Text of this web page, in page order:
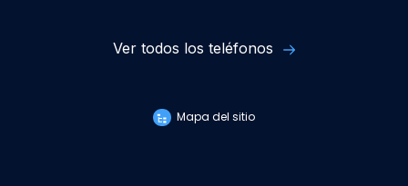
Ver todos los teléfonos
Mapa del sitio